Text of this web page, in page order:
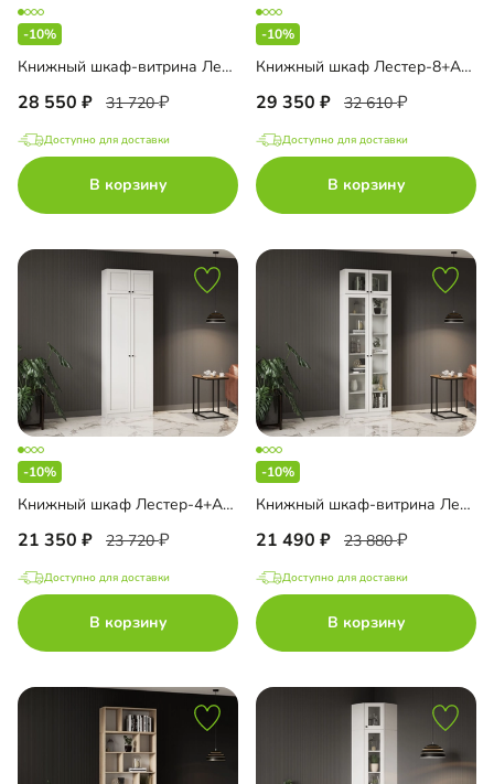
-10%
Книжный шкаф-витрина Лестер-7+А3 с ящиками и антресолью
28 550 31 720
Доступно для доставки
В корзину
-10%
Книжный шкаф Лестер-8+А3 с ящиками и антресолью
29 350 32 610
Доступно для доставки
В корзину
-10%
Книжный шкаф Лестер-4+А3 с антресолью
21 350 23 720
Доступно для доставки
В корзину
-10%
Книжный шкаф-витрина Лестер-3+А4 с антресолью
21 490 23 880
Доступно для доставки
В корзину